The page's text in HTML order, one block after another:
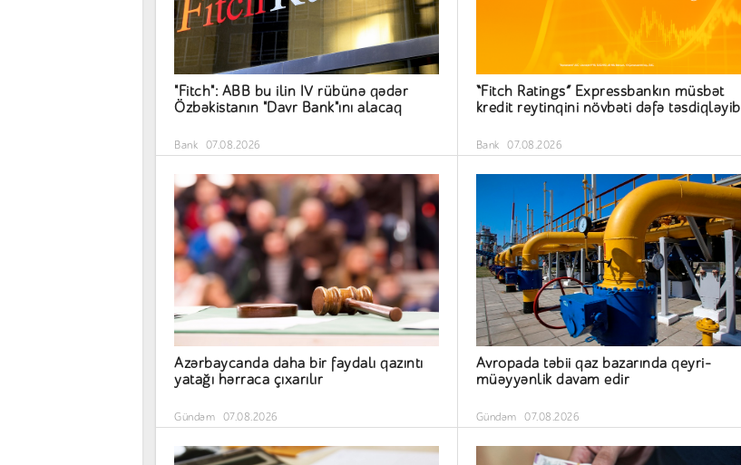
"Fitch": ABB bu ilin IV rübünə qədər
Özbəkistanın "Davr Bank"ını alacaq
Bank 07.08.2026
“Fitch Ratings” Expressbankın müsbət
kredit reytinqini növbəti dəfə təsdiqləyib
Bank 07.08.2026
Azərbaycanda daha bir faydalı qazıntı
yatağı hərraca çıxarılır
Gündəm 07.08.2026
Avropada təbii qaz bazarında qeyri-
müəyyənlik davam edir
Gündəm 07.08.2026